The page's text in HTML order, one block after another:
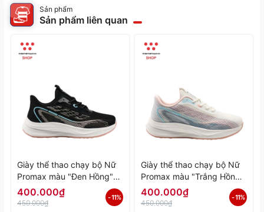
Sản phẩm
Sản phẩm liên quan
Giày thể thao chạy bộ Nữ
Promax màu "Đen Hồng"
PR-2206-06 - Hàng Chính
Hãng
400.000₫
450.000₫
- 11%
Giày thể thao chạy bộ Nữ
Promax màu "Trắng Hồng"
PR-2206-05 - Hàng Chính
Hãng
400.000₫
450.000₫
- 11%